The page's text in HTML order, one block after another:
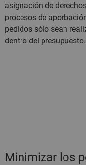
asignación de
procesos de
pedidos sólo sean
dentro del presupuesto.
Minimizar los